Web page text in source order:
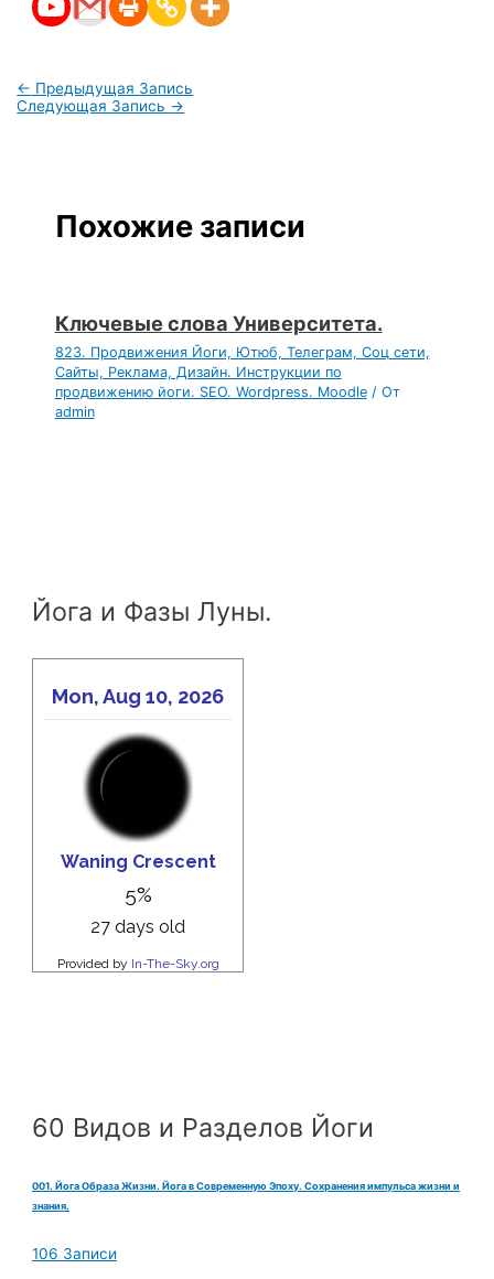
← Предыдущая Запись
Следующая Запись →
Похожие записи
Ключевые слова Университета.
823. Продвижения Йоги, Ютюб, Телеграм, Соц сети,
Сайты, Реклама, Дизайн. Инструкции по
продвижению йоги. SEO. Wordpress. Moodle/ От
admin
Йога и Фазы Луны.
60 Видов и Разделов Йоги
001. Йога Образа Жизни. Йога в Современную Эпоху. Сохранения импульса жизни и
знания.
106 Записи